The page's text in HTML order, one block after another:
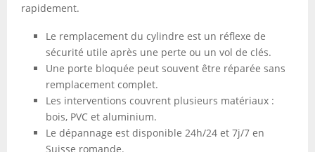
rapidement.
Le remplacement du cylindre est un réflexe de
sécurité utile après une perte ou un vol de clés.
Une porte bloquée peut souvent être réparée sans
remplacement complet.
Les interventions couvrent plusieurs matériaux :
bois, PVC et aluminium.
Le dépannage est disponible 24h/24 et 7j/7 en
Suisse romande.